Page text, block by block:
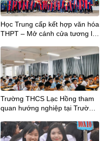
Học Trung cấp kết hợp văn hóa
THPT – Mở cánh cửa tương lai
Trường THCS Lạc Hồng tham
quan hướng nghiệp tại Trường
ghệ Hùng Vương